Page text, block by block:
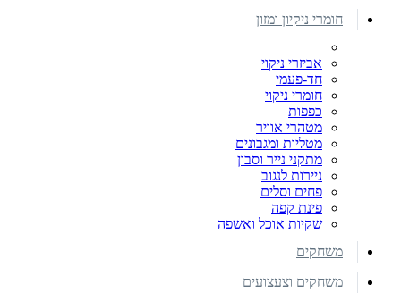
חומרי ניקיון ומזון
אביזרי ניקוי
חד-פעמי
חומרי ניקוי
כפפות
מטהרי אוויר
מטליות ומגבונים
מתקני נייר וסבון
ניירות לנגוב
פחים וסלים
פינת קפה
שקיות אוכל ואשפה
משחקים
משחקים וצעצועים